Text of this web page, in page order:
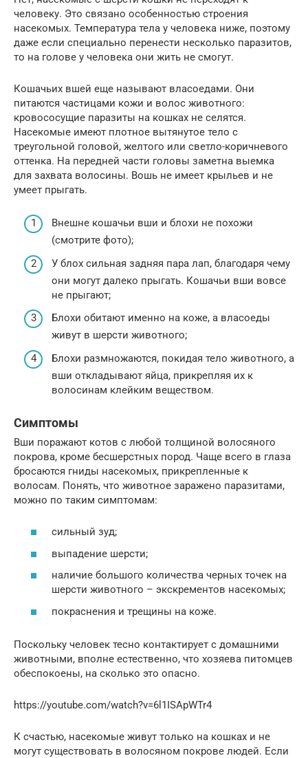
человеку. Это связано особенностью строения
насекомых. Температура тела у человека ниже, поэтому
даже если специально перенести несколько паразитов,
то на голове у человека они жить не смогут.
Кошачьих вшей еще называют власоедами. Они
питаются частицами кожи и волос животного:
кровососущие паразиты на кошках не селятся.
Насекомые имеют плотное вытянутое тело с
треугольной головой, желтого или светло-коричневого
оттенка. На передней части головы заметна выемка
для захвата волосины. Вошь не имеет крыльев и не
умеет прыгать.
Внешне кошачьи вши и блохи не похожи
(смотрите фото);
У блох сильная задняя пара лап, благодаря чему
они могут далеко прыгать. Кошачьи вши вовсе
не прыгают;
Блохи обитают именно на коже, а власоеды
живут в шерсти животного;
Блохи размножаются, покидая тело животного, а
вши откладывают яйца, прикрепляя их к
волосинам клейким веществом.
Симптомы
Вши поражают котов с любой толщиной волосяного
покрова, кроме бесшерстных пород. Чаще всего в глаза
бросаются гниды насекомых, прикрепленные к
волосам. Понять, что животное заражено паразитами,
можно по таким симптомам:
сильный зуд;
выпадение шерсти;
наличие большого количества черных точек на
шерсти животного – экскрементов насекомых;
покраснения и трещины на коже.
Поскольку человек тесно контактирует с домашними
животными, вполне естественно, что хозяева питомцев
обеспокоены, на сколько это опасно.
https://youtube.com/watch?v=6l1ISApWTr4
К счастью, насекомые живут только на кошках и не
могут существовать в волосяном покрове людей. Если